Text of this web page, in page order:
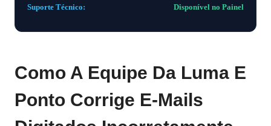
Suporte Técnico: Disponível no Painel
Como A Equipe Da Luma E
Ponto Corrige E‑mails